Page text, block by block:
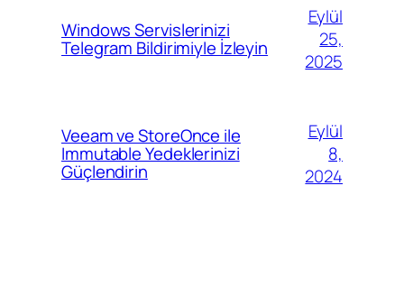
Windows Servislerinizi
Telegram Bildirimiyle İzleyin
Eylül
25,
2025
Veeam ve StoreOnce ile
Immutable Yedeklerinizi
Güçlendirin
Eylül
8,
2024